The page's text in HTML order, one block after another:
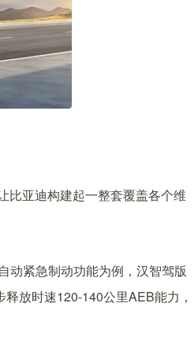
比亚迪构建起一整套覆盖各个维
动紧急制动功能为例，汉智驾版
放时速120-140公里AEB能力，